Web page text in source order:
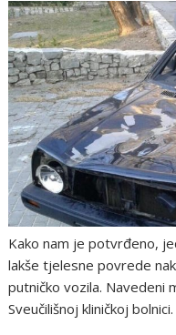
Kako nam je potvrđeno,
lakše tjelesne povrede
putničko vozila. Navedeni
Sveučilišnoj kliničkoj bolnici.